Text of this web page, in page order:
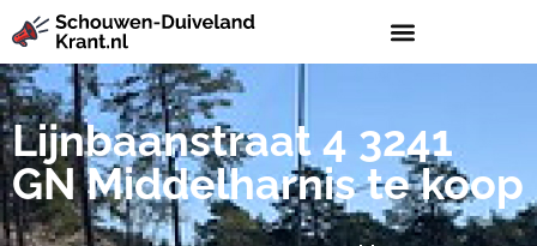
Lijnbaanstraat 4 3241
GN Middelharnis te koop